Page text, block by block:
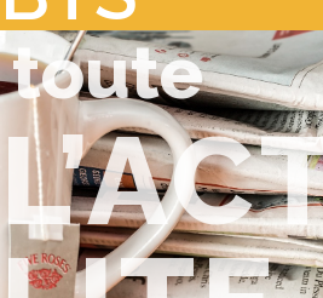
toute